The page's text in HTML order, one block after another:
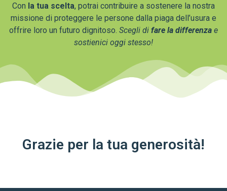
Con la tua scelta, potrai contribuire a sostenere la nostra
missione di proteggere le persone dalla piaga dell’usura e
offrire loro un futuro dignitoso. Scegli di fare la differenza e
sostienici oggi stesso!
Grazie per la tua generosità!